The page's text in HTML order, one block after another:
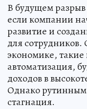
В будущем разрыв
если компании
развитие и
для
экономике,
автоматизация,
доходов в
Однако рутинным
стагнация.